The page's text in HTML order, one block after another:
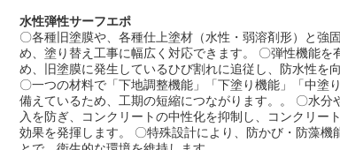
水性弾性サーフエポ
〇各種旧塗膜や、各種仕上塗材（水性・弱溶剤形）と強
め、塗り替え工事に幅広く対応できます。 ­­〇弾性機能を
め、旧塗膜に発生しているひび割れに追従し、防水性を向
〇­一つの材料で「下地調整機能」「下塗り機能」「中塗
備えているため、工期の短縮につながります。。 ­­〇水分
入を防ぎ、コンクリートの中性化を抑制し、コンクリー
効果を発揮します。 ­〇­特殊設計により、防かび・防藻機